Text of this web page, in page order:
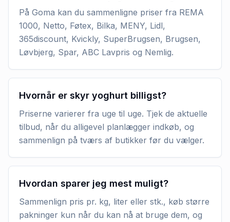
På Goma kan du sammenligne priser fra REMA
1000, Netto, Føtex, Bilka, MENY, Lidl,
365discount, Kvickly, SuperBrugsen, Brugsen,
Løvbjerg, Spar, ABC Lavpris og Nemlig.
Hvornår er skyr yoghurt billigst?
Priserne varierer fra uge til uge. Tjek de aktuelle
tilbud, når du alligevel planlægger indkøb, og
sammenlign på tværs af butikker før du vælger.
Hvordan sparer jeg mest muligt?
Sammenlign pris pr. kg, liter eller stk., køb større
pakninger kun når du kan nå at bruge dem, og